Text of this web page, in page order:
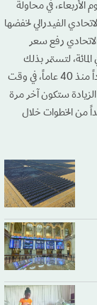
0.25 نقطة أساس، يوم الأربعاء، في محاولة
الفيدرالي لخفضها
الاتحادي رفع سعر
الرئيسي 25 نقطة أساس إلى نطاق 5.00 و5.25 في المائة، لتستمر بذلك
زيادات أسعار الفائدة منذ مارس 2022 وهي الأكثر تشدداً منذ 40 عاماً، في وقت
ستكون آخر مرة
من الخطوات خلال